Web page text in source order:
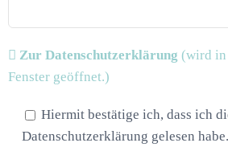
Zur Datenschutzerklärung (wird in
Fenster geöffnet.)
Hiermit bestätige ich, dass ich
Datenschutzerklärung gelesen